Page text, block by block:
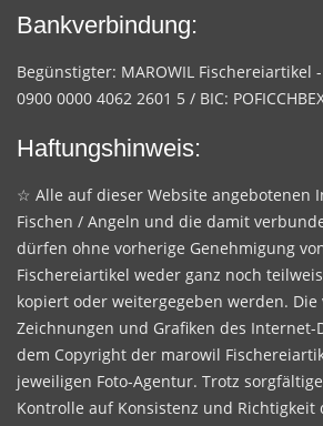
Bankverbindung:
Begünstigter: MAROWIL Fischereiartikel
0900 0000 4062 2601 5 / BIC:
Haftungshinweis:
☆ Alle auf dieser Website angebotenen
Fischen / Angeln und die damit
dürfen ohne vorherige Genehmigung
Fischereiartikel weder ganz noch
kopiert oder weitergegeben werden. Die
Zeichnungen und Grafiken des
dem Copyright der marowil
jeweiligen Foto-Agentur. Trotz
Kontrolle auf Konsistenz und